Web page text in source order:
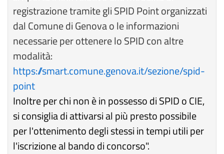
registrazione tramite gli SPID Point organizzati
dal Comune di Genova o le informazioni
necessarie per ottenere lo SPID con altre
modalità:
https://smart.comune.genova.it/sezione/spid-
point
Inoltre per chi non è in possesso di SPID o CIE,
si consiglia di attivarsi al più presto possibile
per l'ottenimento degli stessi in tempi utili per
l'iscrizione al bando di concorso".